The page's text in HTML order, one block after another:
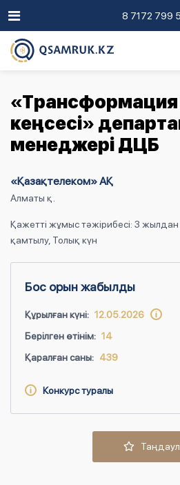
8 7172 799
кеңсесі»
менеджері ДЦБ
«Қазақтелеком» АҚ
Алматы қ.
Қажетті жұмыс тәжірибесі: 3 жылдан
қамтылу, Толық күн
Бос орын жабылды
Құрылған күні: 12.05.2026
Берілген өтінім: 14
Қаралған саны: 439
Конкурс туралы